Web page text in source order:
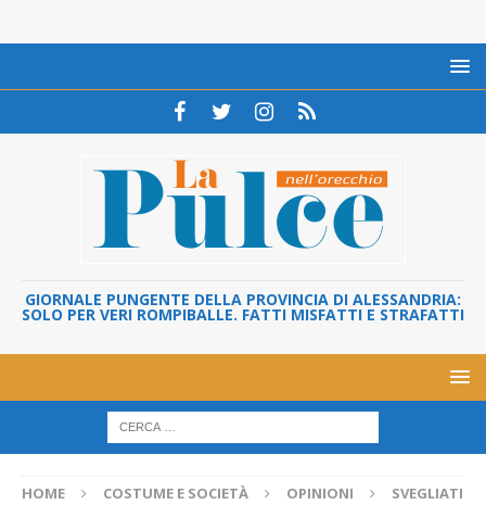
GIORNALE PUNGENTE DELLA PROVINCIA DI ALESSANDRIA:
SOLO PER VERI ROMPIBALLE. FATTI MISFATTI E STRAFATTI
HOME COSTUME E SOCIETÀ OPINIONI
SVEGLIATI